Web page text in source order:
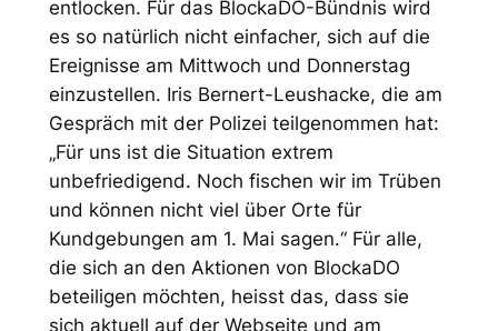
entlocken. Für das BlockaDO-Bündnis wird
es so natürlich nicht einfacher, sich auf die
Ereignisse am Mittwoch und Donnerstag
einzustellen. Iris Bernert-Leushacke, die am
Gespräch mit der Polizei teilgenommen hat:
„Für uns ist die Situation extrem
unbefriedigend. Noch fischen wir im Trüben
und können nicht viel über Orte für
Kundgebungen am 1. Mai sagen.“ Für alle,
die sich an den Aktionen von BlockaDO
beteiligen möchten, heisst das, dass sie
sich aktuell auf der Webseite und am